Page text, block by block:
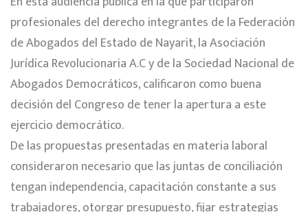
profesionales del derecho integrantes de la Federación
de Abogados del Estado de Nayarit, la Asociación
Jurídica Revolucionaria A.C y de la Sociedad Nacional de
Abogados Democráticos, calificaron como buena
decisión del Congreso de tener la apertura a este
ejercicio democrático.
De las propuestas presentadas en materia laboral
consideraron necesario que las juntas de conciliación
tengan independencia, capacitación constante a sus